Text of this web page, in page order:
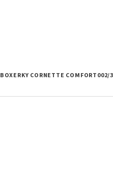
BOXERKY CORNETTE COMFORT002/